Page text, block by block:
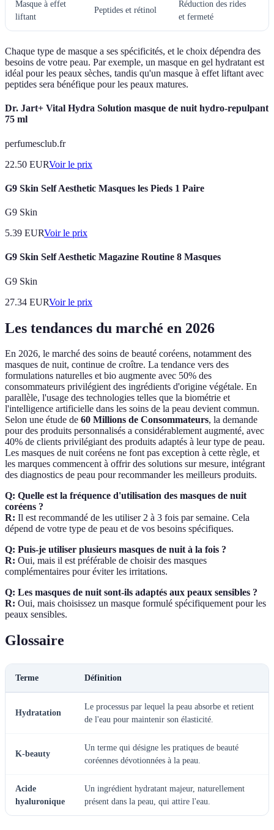
Masque à effet
liftant
Peptides et rétinol
Réduction des rides
et fermeté
Chaque type de masque a ses spécificités, et le choix dépendra des
besoins de votre peau. Par exemple, un masque en gel hydratant est
idéal pour les peaux sèches, tandis qu'un masque à effet liftant avec
peptides sera bénéfique pour les peaux matures.
Dr. Jart+ Vital Hydra Solution masque de nuit hydro-repulpant
75 ml
perfumesclub.fr
22.50 EURVoir le prix
G9 Skin Self Aesthetic Masques les Pieds 1 Paire
G9 Skin
5.39 EURVoir le prix
G9 Skin Self Aesthetic Magazine Routine 8 Masques
G9 Skin
27.34 EURVoir le prix
Les tendances du marché en 2026
En 2026, le marché des soins de beauté coréens, notamment des
masques de nuit, continue de croître. La tendance vers des
formulations naturelles et bio augmente avec 50% des
consommateurs privilégient des ingrédients d'origine végétale. En
parallèle, l'usage des technologies telles que la biométrie et
l'intelligence artificielle dans les soins de la peau devient commun.
Selon une étude de 60 Millions de Consommateurs, la demande
pour des produits personnalisés a considérablement augmenté, avec
40% de clients privilégiant des produits adaptés à leur type de peau.
Les masques de nuit coréens ne font pas exception à cette règle, et
les marques commencent à offrir des solutions sur mesure, intégrant
des diagnostics de peau pour recommander les meilleurs produits.
Q: Quelle est la fréquence d'utilisation des masques de nuit
coréens ?
R: Il est recommandé de les utiliser 2 à 3 fois par semaine. Cela
dépend de votre type de peau et de vos besoins spécifiques.
Q: Puis-je utiliser plusieurs masques de nuit à la fois ?
R: Oui, mais il est préférable de choisir des masques
complémentaires pour éviter les irritations.
Q: Les masques de nuit sont-ils adaptés aux peaux sensibles ?
R: Oui, mais choisissez un masque formulé spécifiquement pour les
peaux sensibles.
Glossaire
Terme Définition
Hydratation
Le processus par lequel la peau absorbe et retient
de l'eau pour maintenir son élasticité.
K-beauty
Un terme qui désigne les pratiques de beauté
coréennes dévotionnées à la peau.
Acide
hyaluronique
Un ingrédient hydratant majeur, naturellement
présent dans la peau, qui attire l'eau.